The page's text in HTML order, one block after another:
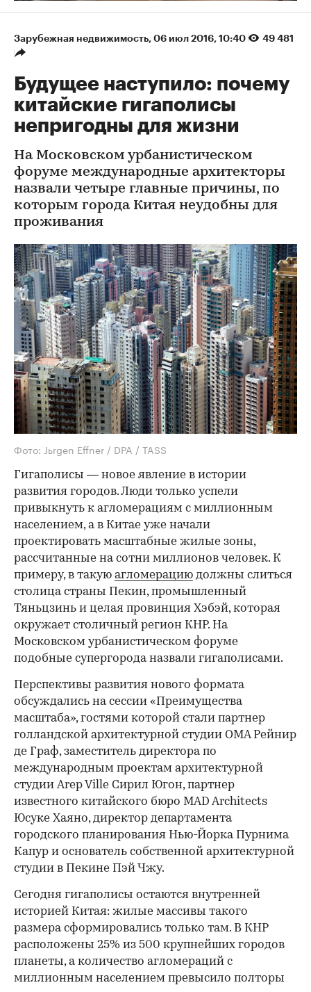
Зарубежная недвижимость⁠, 06 июл 2016, 10:40 49 481
Будущее наступило: почему
китайские гигаполисы
непригодны для жизни
На Московском урбанистическом
форуме международные архитекторы
назвали четыре главные причины, по
которым города Китая неудобны для
проживания
Фото: Jьrgen Effner / DPA / TASS
Гигаполисы — новое явление в истории
развития городов. Люди только успели
привыкнуть к агломерациям с миллионным
населением, а в Китае уже начали
проектировать масштабные жилые зоны,
рассчитанные на сотни миллионов человек. К
примеру, в такую агломерацию должны слиться
столица страны Пекин, промышленный
Тяньцзинь и целая провинция Хэбэй, которая
окружает столичный регион КНР. На
Московском урбанистическом форуме
подобные супергорода назвали гигаполисами.
Перспективы развития нового формата
обсуждались на сессии «Преимущества
масштаба», гостями которой стали партнер
голландской архитектурной студии OMA Рейнир
де Граф, заместитель директора по
международным проектам архитектурной
студии Arep Ville Сирил Югон, партнер
известного китайского бюро MAD Architects
Юсуке Хаяно, директор департамента
городского планирования Нью-Йорка Пурнима
Капур и основатель собственной архитектурной
студии в Пекине Пэй Чжу.
Сегодня гигаполисы остаются внутренней
историей Китая: жилые массивы такого
размера сформировались только там. В КНР
расположены 25% из 500 крупнейших городов
планеты, а количество агломераций с
миллионным населением превысило полторы